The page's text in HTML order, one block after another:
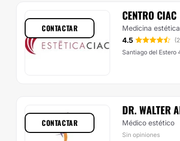
CENTRO CIAC
Medicina estética
4.5
Santiago del Estero
CONTACTAR
DR. WALTER
Médico estético
Sin opiniones
CONTACTAR